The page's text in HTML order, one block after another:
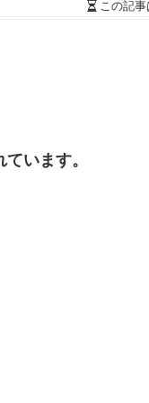
この記事
います。